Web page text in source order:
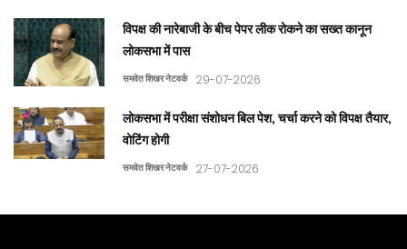
विपक्ष की नारेबाजी के बीच पेपर लीक रोकने का सख्त कानून
लोकसभा में पास
समवेत शिखर नेटवर्क 29-07-2026
लोकसभा में परीक्षा संशोधन बिल पेश, चर्चा करने को विपक्ष तैयार,
वोटिंग होगी
समवेत शिखर नेटवर्क 27-07-2026